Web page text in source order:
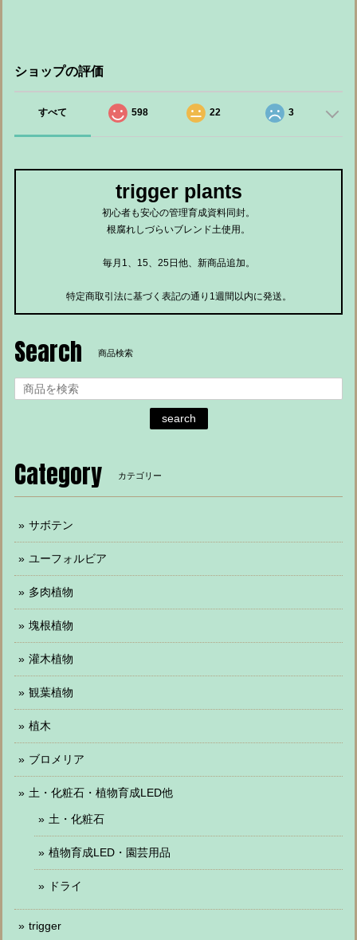
ショップの評価
すべて 598 22 3
trigger plants
初心者も安心の管理育成資料同封。
根腐れしづらいブレンド土使用。
毎月1、15、25日他、新商品追加。
特定商取引法に基づく表記の通り1週間以内に発送。
Search 商品検索
search
Category カテゴリー
サボテン
ユーフォルビア
多肉植物
塊根植物
灌木植物
観葉植物
植木
ブロメリア
土・化粧石・植物育成LED他
土・化粧石
植物育成LED・園芸用品
ドライ
trigger